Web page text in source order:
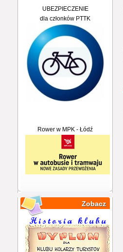
UBEZPIECZENIE
dla członków PTTK
Rower w MPK - Łódź
Zobacz